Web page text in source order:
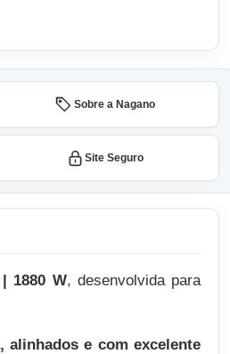
Sobre a Nagano
Site Seguro
1880 W, desenvolvida para
alinhados e com excelente